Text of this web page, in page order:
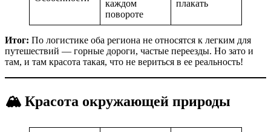
каждом
повороте
плакать
Итог: По логистике оба региона не относятся к легким для
путешествий — горные дороги, частые переезды. Но зато и
там, и там красота такая, что не вериться в ее реальность!
🏔️ Красота окружающей природы